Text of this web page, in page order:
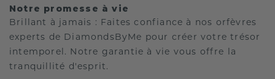
Notre promesse à vie
Brillant à jamais : Faites confiance à nos orfèvres
experts de DiamondsByMe pour créer votre trésor
intemporel. Notre garantie à vie vous offre la
tranquillité d'esprit.